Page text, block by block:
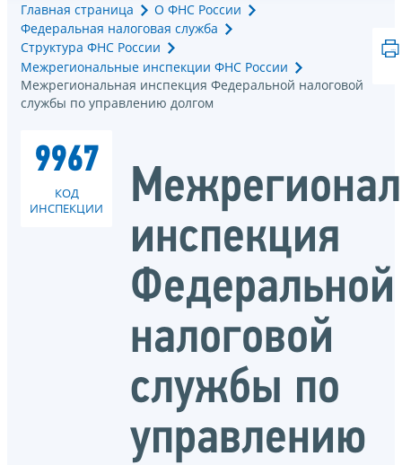
Главная страница
О ФНС России
Федеральная налоговая служба
Структура ФНС России
Межрегиональные инспекции ФНС России
Межрегиональная инспекция Федеральной налоговой
службы по управлению долгом
9967
КОД
ИНСПЕКЦИИ
инспекция
Федеральной
налоговой
службы по
управлению